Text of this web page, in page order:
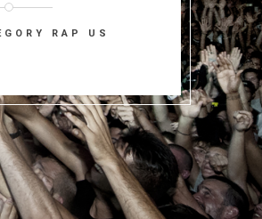
RAP US